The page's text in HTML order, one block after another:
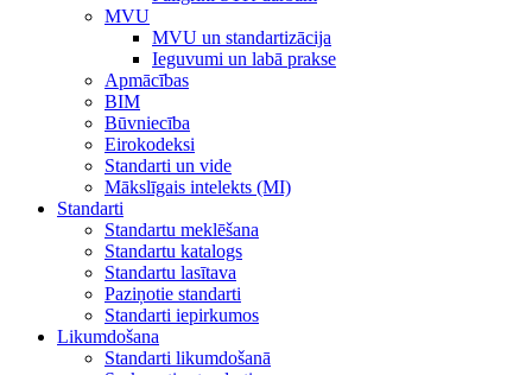
MVU
MVU un standartizācija
Ieguvumi un labā prakse
Apmācības
BIM
Būvniecība
Eirokodeksi
Standarti un vide
Mākslīgais intelekts (MI)
Standarti
Standartu meklēšana
Standartu katalogs
Standartu lasītava
Paziņotie standarti
Standarti iepirkumos
Likumdošana
Standarti likumdošanā